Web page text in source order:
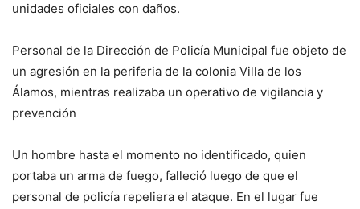
unidades oficiales con daños.
Personal de la Dirección de Policía Municipal fue objeto de
un agresión en la periferia de la colonia Villa de los
Álamos, mientras realizaba un operativo de vigilancia y
prevención
Un hombre hasta el momento no identificado, quien
portaba un arma de fuego, falleció luego de que el
personal de policía repeliera el ataque. En el lugar fue